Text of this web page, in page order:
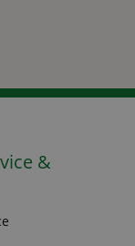
&